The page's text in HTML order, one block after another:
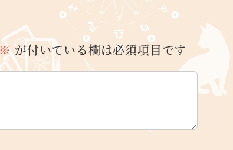
※が付いている欄は必須項目です